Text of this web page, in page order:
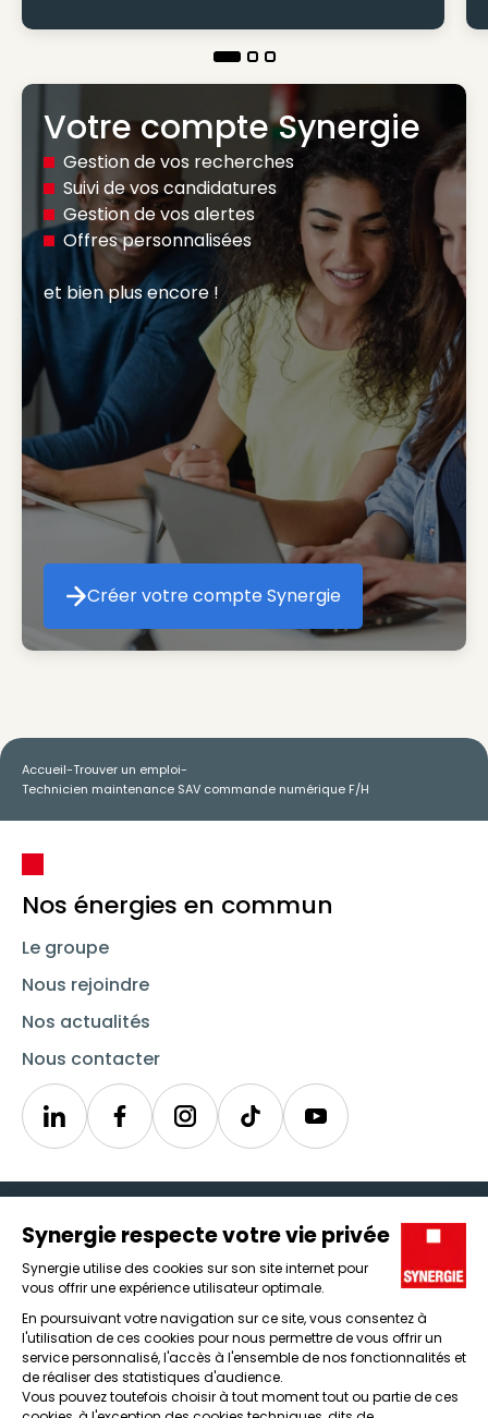
Votre compte Synergie
Gestion de vos recherches
Suivi de vos candidatures
Gestion de vos alertes
Offres personnalisées
et bien plus encore !
Créer votre compte Synergie
Créer votre compte Synergie
Accueil-Trouver un emploi-
Technicien maintenance SAV commande numérique F/H
Nos énergies en commun
Le groupe
Nous rejoindre
Nos actualités
Nous contacter
LinkedinSynergieInstagramTikTok Youtube
Icône d'illustration
Candidats
Entreprises
Icône d'illustration
Nos agences
Icône d'illustration
Conditions générales d'utilisation et mentions légales
Protection des données